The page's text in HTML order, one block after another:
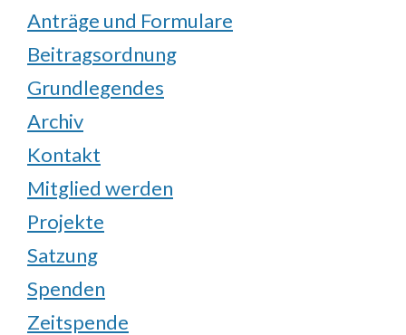
Anträge und Formulare
Beitragsordnung
Grundlegendes
Archiv
Kontakt
Mitglied werden
Projekte
Satzung
Spenden
Zeitspende